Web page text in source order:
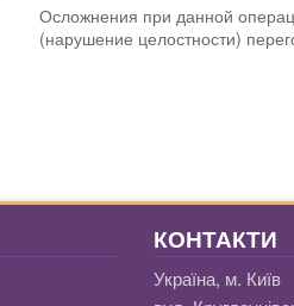
Осложнения при данной
(нарушение целостности)
КОНТАКТИ
Україна, м. Київ